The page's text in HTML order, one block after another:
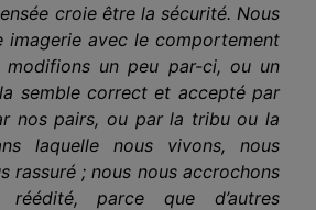
croie être la sécurité. Nous
imagerie avec le comportement
un peu par-ci, ou un
semble correct et accepté par
nos pairs, ou par la tribu ou la
laquelle nous vivons, nous
rassuré ; nous nous accrochons
parce que d’autres